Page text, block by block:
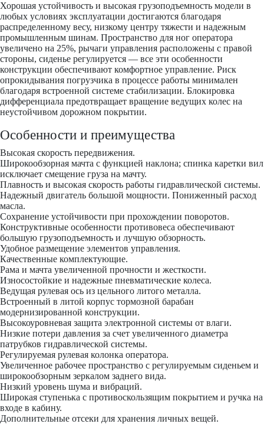
Хорошая устойчивость и высокая грузоподъемность модели в
любых условиях эксплуатации достигаются благодаря
распределенному весу, низкому центру тяжести и надежным
промышленным шинам. Пространство для ног оператора
увеличено на 25%, рычаги управления расположены с правой
стороны, сиденье регулируется — все эти особенности
конструкции обеспечивают комфортное управление. Риск
опрокидывания погрузчика в процессе работы минимален
благодаря встроенной системе стабилизации. Блокировка
дифференциала предотвращает вращение ведущих колес на
неустойчивом дорожном покрытии.
Особенности и преимущества
Высокая скорость передвижения.
Широкообзорная мачта с функцией наклона; спинка каретки вил
исключает смещение груза на мачту.
Плавность и высокая скорость работы гидравлической системы.
Надежный двигатель большой мощности. Пониженный расход
масла.
Сохранение устойчивости при прохождении поворотов.
Конструктивные особенности противовеса обеспечивают
большую грузоподъемность и лучшую обзорность.
Удобное размещение элементов управления.
Качественные комплектующие.
Рама и мачта увеличенной прочности и жесткости.
Износостойкие и надежные пневматические колеса.
Ведущая рулевая ось из цельного литого металла.
Встроенный в литой корпус тормозной барабан
модернизированной конструкции.
Высокоуровневая защита электронной системы от влаги.
Низкие потери давления за счет увеличенного диаметра
патрубков гидравлической системы.
Регулируемая рулевая колонка оператора.
Увеличенное рабочее пространство с регулируемым сиденьем и
широкообзорным зеркалом заднего вида.
Низкий уровень шума и вибраций.
Широкая ступенька с противоскользящим покрытием и ручка на
входе в кабину.
Дополнительные отсеки для хранения личных вещей.